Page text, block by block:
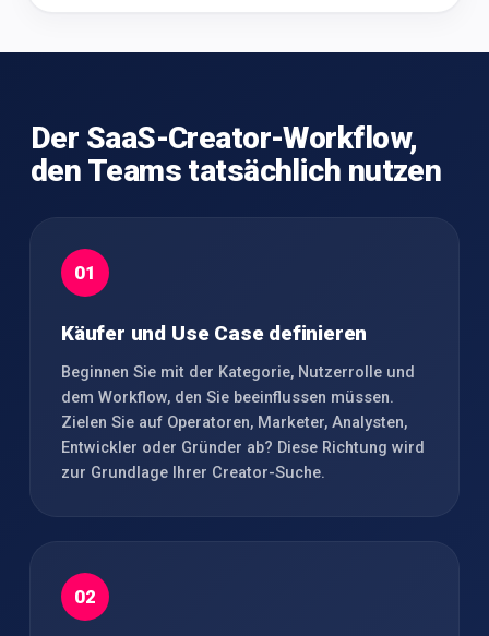
Der SaaS-Creator-Workflow,
den Teams tatsächlich nutzen
01
Käufer und Use Case definieren
Beginnen Sie mit der Kategorie, Nutzerrolle und
dem Workflow, den Sie beeinflussen müssen.
Zielen Sie auf Operatoren, Marketer, Analysten,
Entwickler oder Gründer ab? Diese Richtung wird
zur Grundlage Ihrer Creator-Suche.
02